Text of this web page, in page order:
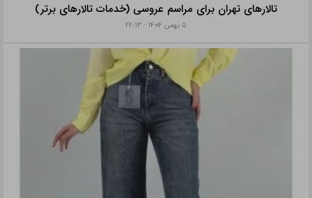
تالارهای تهران برای مراسم عروسی (خدمات تالارهای برتر)
۵ بهمن ۱۴۰۴ - ۲۲:۱۳